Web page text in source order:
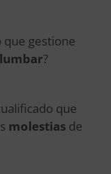
gestione
?
que
molestias de